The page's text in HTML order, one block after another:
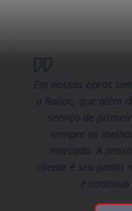
Em nossas obras
a Railoc, que além
serviço de
sempre os
mercado. A
cliente é seu ponto
e continuo